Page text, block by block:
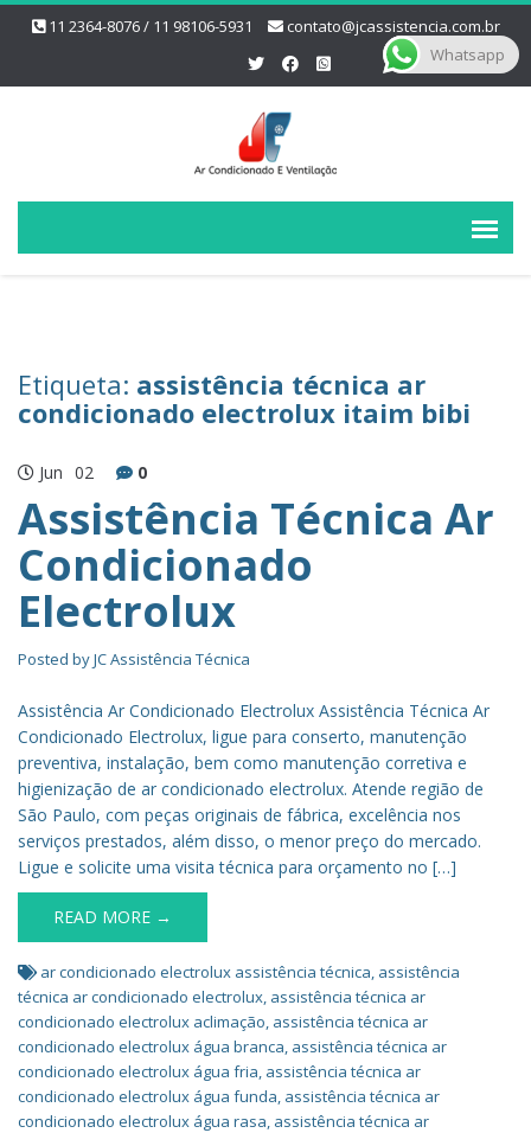
11 2364-8076 / 11 98106-5931 contato@jcassistencia.com.br
Etiqueta: assistência técnica ar
condicionado electrolux itaim bibi
Jun 02 0
Assistência Técnica Ar
Condicionado
Electrolux
Posted byJC Assistência Técnica
Assistência Ar Condicionado Electrolux Assistência Técnica Ar
Condicionado Electrolux, ligue para conserto, manutenção
preventiva, instalação, bem como manutenção corretiva e
higienização de ar condicionado electrolux. Atende região de
São Paulo, com peças originais de fábrica, excelência nos
serviços prestados, além disso, o menor preço do mercado.
Ligue e solicite uma visita técnica para orçamento no […]
READ MORE →
ar condicionado electrolux assistência técnica, assistência
técnica ar condicionado electrolux, assistência técnica ar
condicionado electrolux aclimação, assistência técnica ar
condicionado electrolux água branca, assistência técnica ar
condicionado electrolux água fria, assistência técnica ar
condicionado electrolux água funda, assistência técnica ar
condicionado electrolux água rasa, assistência técnica ar
Whatsapp